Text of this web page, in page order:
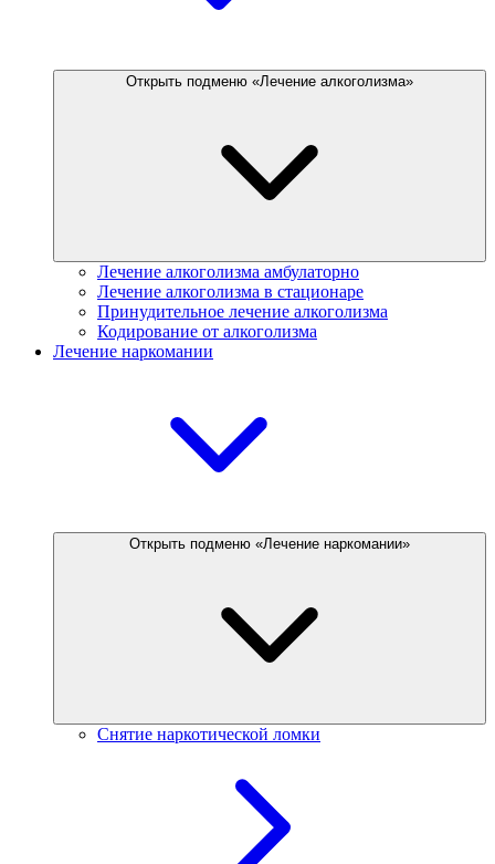
Открыть подменю «Лечение алкоголизма»
Лечение алкоголизма амбулаторно
Лечение алкоголизма в стационаре
Принудительное лечение алкоголизма
Кодирование от алкоголизма
Лечение наркомании
Открыть подменю «Лечение наркомании»
Снятие наркотической ломки